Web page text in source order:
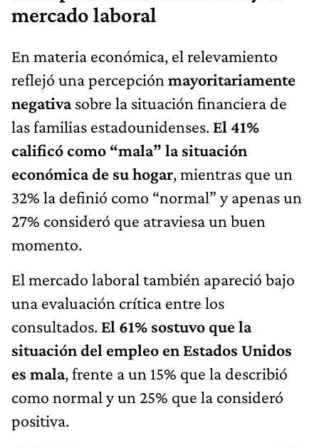
mercado laboral
En materia económica, el relevamiento
reflejó una percepciónmayoritariamente
negativasobre la situación financiera de
las familias estadounidenses.El 41%
calificó como “mala” la situación
económica de su hogar, mientras que un
32% la definió como “normal” y apenas un
27% consideró que atraviesa un buen
momento.
El mercado laboral también apareció bajo
una evaluación crítica entre los
consultados.El 61% sostuvo que la
situación del empleo en Estados Unidos
es mala, frente a un 15% que la describió
como normal y un 25% que la consideró
positiva.